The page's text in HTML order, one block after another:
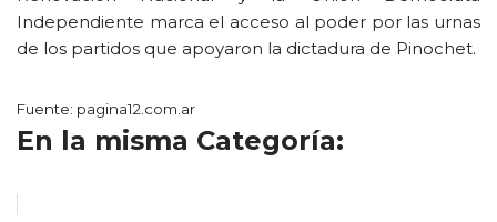
Independiente marca el acceso al poder por las urnas
de los partidos que apoyaron la dictadura de Pinochet.
Fuente: pagina12.com.ar
En la misma Categoría: